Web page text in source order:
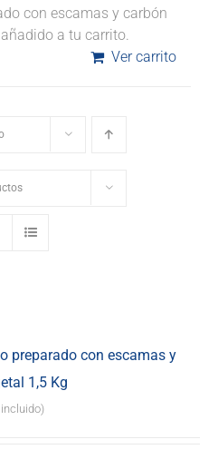
con escamas y carbón
a tu carrito.
Ver carrito
preparado con escamas y
1,5 Kg
incluido)